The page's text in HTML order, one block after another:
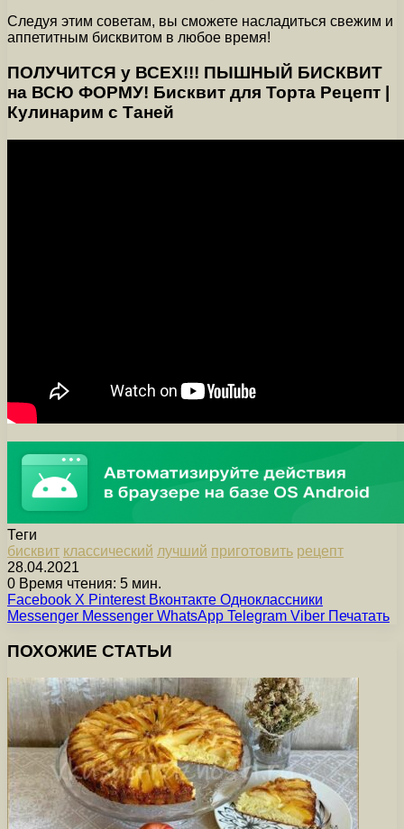
Следуя этим советам, вы сможете насладиться свежим и
аппетитным бисквитом в любое время!
ПОЛУЧИТСЯ у ВСЕХ!!! ПЫШНЫЙ БИСКВИТ
на ВСЮ ФОРМУ! Бисквит для Торта Рецепт |
Кулинарим с Таней
Теги
бисквит классический лучший приготовить рецепт
28.04.2021
0 Время чтения: 5 мин.
Facebook X Pinterest Вконтакте Одноклассники
Messenger Messenger WhatsApp Telegram Viber Печатать
ПОХОЖИЕ СТАТЬИ